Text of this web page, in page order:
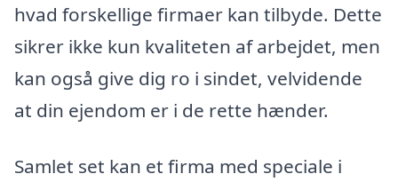
hvad forskellige firmaer kan tilbyde. Dette
sikrer ikke kun kvaliteten af arbejdet, men
kan også give dig ro i sindet, velvidende
at din ejendom er i de rette hænder.
Samlet set kan et firma med speciale i